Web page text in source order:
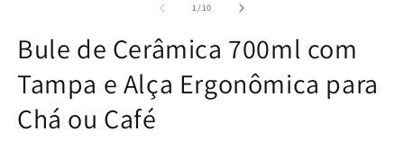
modal
1/de
10
Bule de Cerâmica 700ml com
Tampa e Alça Ergonômica para
Chá ou Café